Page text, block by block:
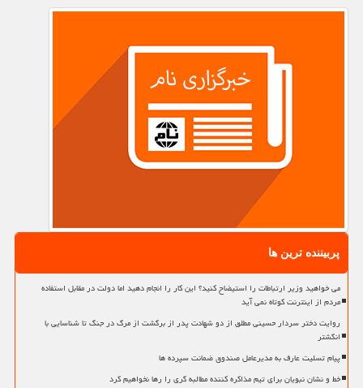
پربیننده ترین ها
می خواهید وزیر ارتباطات را استیضاح کنید؟ این کار را انجام دهید اما دولت در مقابل استفاده
مردم از اینترنت کوتاه نمی آید
روایت دختر سردار حسینی مطلق از دو شهادت پدر از برگشت از مرگ در جنگ تا شناسایی با
انگشتر
پیام تسلیت عارف به مدیرعامل صندوق ضمانت سپرده ها
خط و نشان نبویان برای تیم مذاکره کننده مطالبه گری را رها نخواهیم کرد